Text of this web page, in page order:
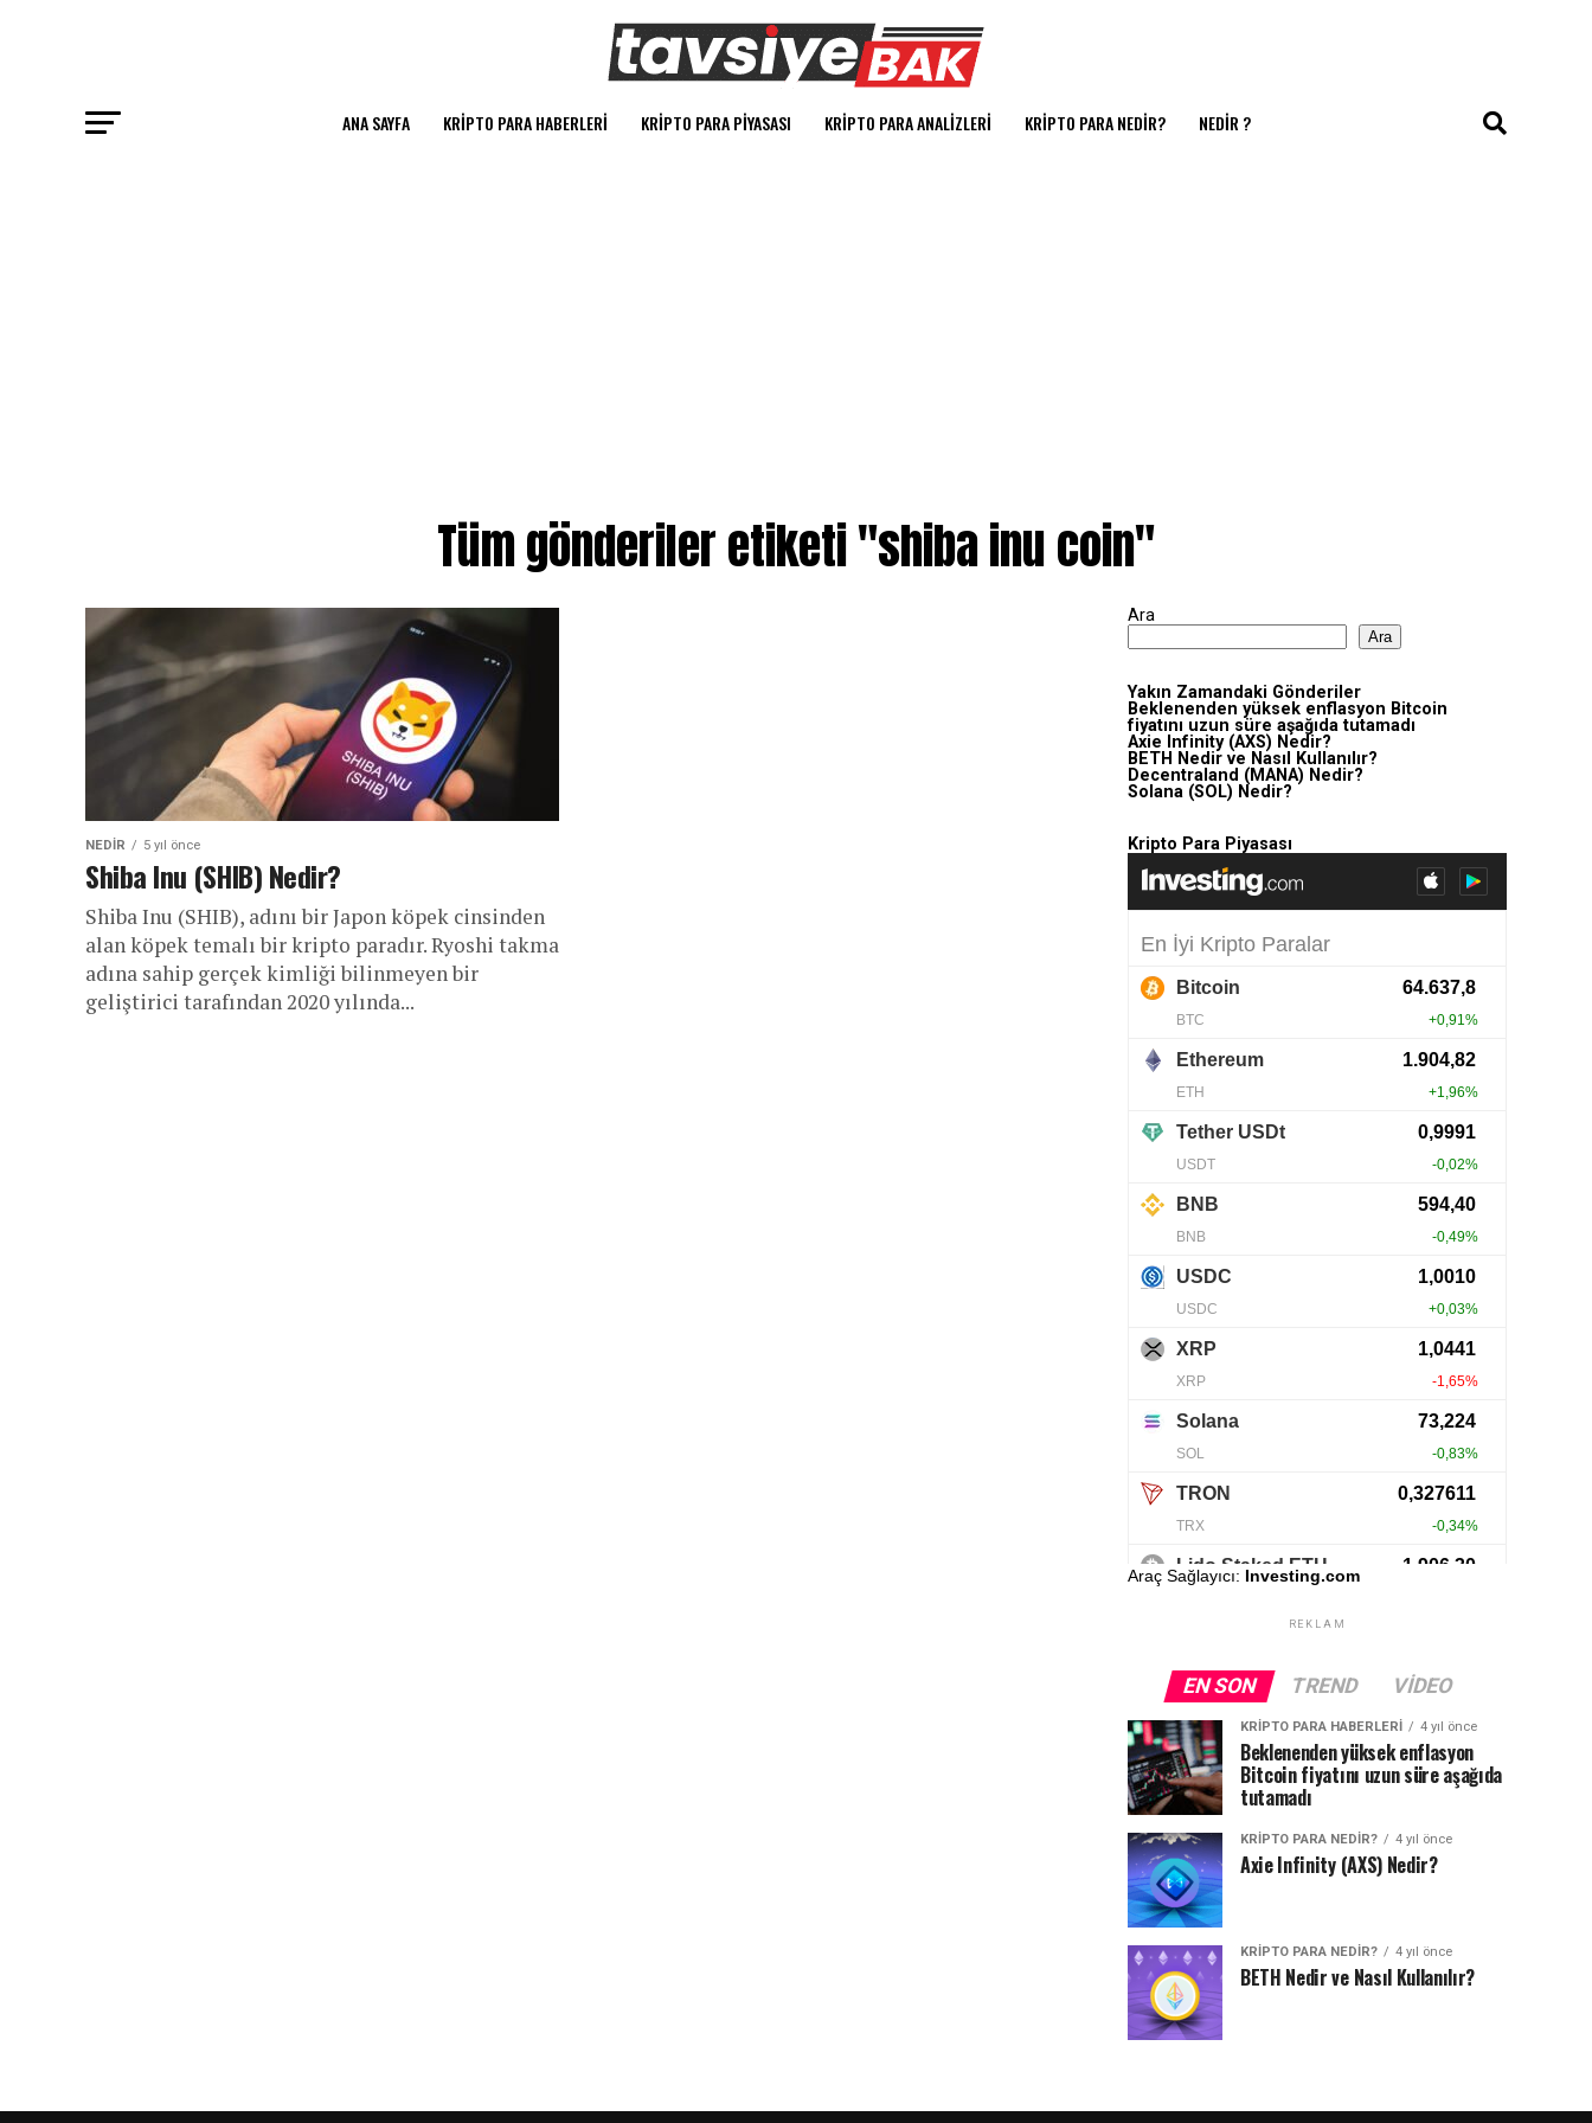
ANA SAYFA KRIPTO PARA HABERLERI KRIPTO PARA PIYASASI KRIPTO PARA ANALIZLERI KRIPTO PARA NEDIR? NEDIR ?
Tüm gönderiler etiketi "shiba inu coin"
NEDIR 5 yıl önce
Shiba Inu (SHIB) Nedir?
Shiba Inu (SHIB), adını bir Japon köpek cinsinden
alan köpek temalı bir kripto paradır. Ryoshi takma
adına sahip gerçek kimliği bilinmeyen bir
geliştirici tarafından 2020 yılında...
Ara
Ara
Yakın Zamandaki Gönderiler
Beklenenden yüksek enflasyon Bitcoin
fiyatını uzun süre aşağıda tutamadı
Axie Infinity (AXS) Nedir?
BETH Nedir ve Nasıl Kullanılır?
Decentraland (MANA) Nedir?
Solana (SOL) Nedir?
Kripto Para Piyasası
Araç Sağlayıcı: Investing.com
REKLAM
EN SON TREND VIDEO
KRIPTO PARA HABERLERI 4 yıl önce
Beklenenden yüksek enflasyon
Bitcoin fiyatını uzun süre aşağıda
tutamadı
KRIPTO PARA NEDIR? 4 yıl önce
Axie Infinity (AXS) Nedir?
KRIPTO PARA NEDIR? 4 yıl önce
BETH Nedir ve Nasıl Kullanılır?